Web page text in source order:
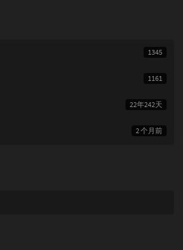
1345
1161
22年242天
2 个月前